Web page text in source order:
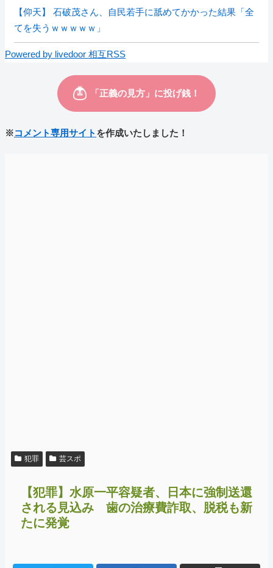
【仰天】 石破茂さん、自民若手に舐めてかかった結果「全
てを失うｗｗｗｗｗ」
Powered by livedoor 相互RSS
※コメント専用サイト を作成いたしました！
犯罪 芸スポ
【犯罪】水原一平容疑者、日本に強制送還
される見込み 歯の治療費詐取、脱税も新
たに発覚